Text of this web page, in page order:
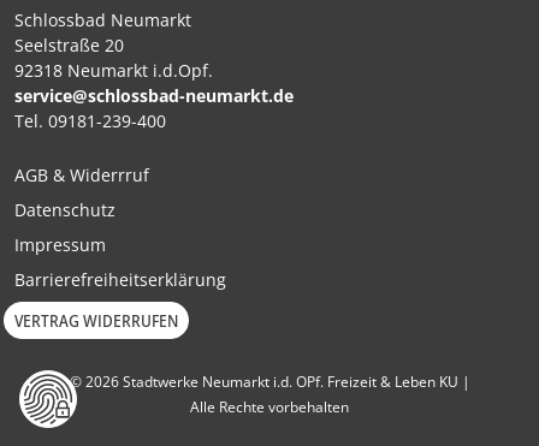
Schlossbad Neumarkt
Seelstraße 20
92318 Neumarkt i.d.Opf.
service@schlossbad-neumarkt.de
Tel. 09181-239-400
AGB & Widerrruf
Datenschutz
Impressum
Barrierefreiheitserklärung
VERTRAG WIDERRUFEN
© 2026 Stadtwerke Neumarkt i.d. OPf. Freizeit & Leben KU |
Alle Rechte vorbehalten